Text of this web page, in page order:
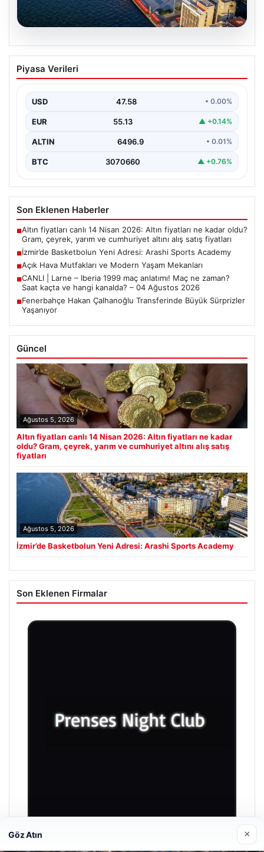
İzmir’de Basketbolun Yeni Adresi:
Arashi Sports Academy
ettiren Arashi Sports Academy, bölgedeki basketbol…
Piyasa Verileri
USD 47.58 • 0.00%
EUR 55.13 ▲ +0.14%
ALTIN 6496.9 • 0.01%
BTC 3070660 ▲ +0.76%
Son Eklenen Haberler
■Altın fiyatları canlı 14 Nisan 2026: Altın fiyatları ne kadar oldu?
Gram, çeyrek, yarım ve cumhuriyet altını alış satış fiyatları
■İzmir’de Basketbolun Yeni Adresi: Arashi Sports Academy
■Açık Hava Mutfakları ve Modern Yaşam Mekanları
■CANLI | Larne – Iberia 1999 maç anlatımı! Maç ne zaman?
Saat kaçta ve hangi kanalda? – 04 Ağustos 2026
■Fenerbahçe Hakan Çalhanoğlu Transferinde Büyük Sürprizler
Yaşanıyor
Güncel
Ağustos 5, 2026
Altın fiyatları canlı 14 Nisan 2026: Altın fiyatları ne kadar
oldu? Gram, çeyrek, yarım ve cumhuriyet altını alış satış
fiyatları
Ağustos 5, 2026
İzmir’de Basketbolun Yeni Adresi: Arashi Sports Academy
Son Eklenen Firmalar
Göz Atın ×